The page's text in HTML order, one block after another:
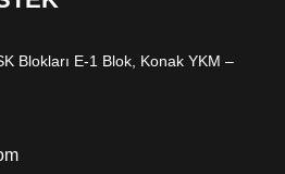
Blokları E-1 Blok, Konak YKM –